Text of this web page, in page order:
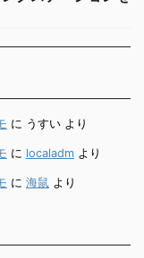
に うすい より
に localadm より
に 海鼠 より